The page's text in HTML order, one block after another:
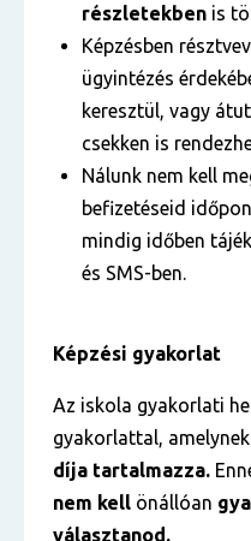
részletekben is
Képzésben
ügyintézés
keresztül, vagy
csekken is
Nálunk nem kell
befizetéseid
mindig időben
és SMS-ben.
Képzési gyakorlat
Az iskola gyakorlati
gyakorlattal, amelynek
díja tartalmazza.
nem kell önállóan
választanod.